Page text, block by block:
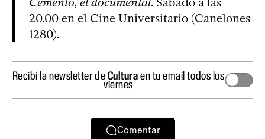
20.00 en el Cine Universitario (Canelones
1280).
Recibí la newsletter deCulturaen tu email todos los
viernes
Comentar